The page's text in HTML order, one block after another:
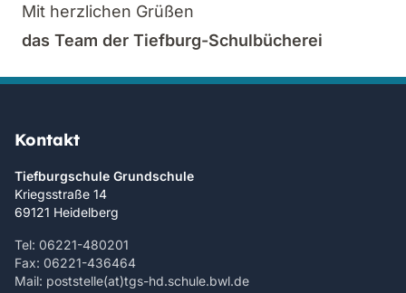
Mit herzlichen Grüßen
das Team der Tiefburg-Schulbücherei
Kontakt
Tiefburgschule Grundschule
Kriegsstraße 14
69121 Heidelberg
Tel: 06221-480201
Fax: 06221-436464
Mail: poststelle(at)tgs-hd.schule.bwl.de